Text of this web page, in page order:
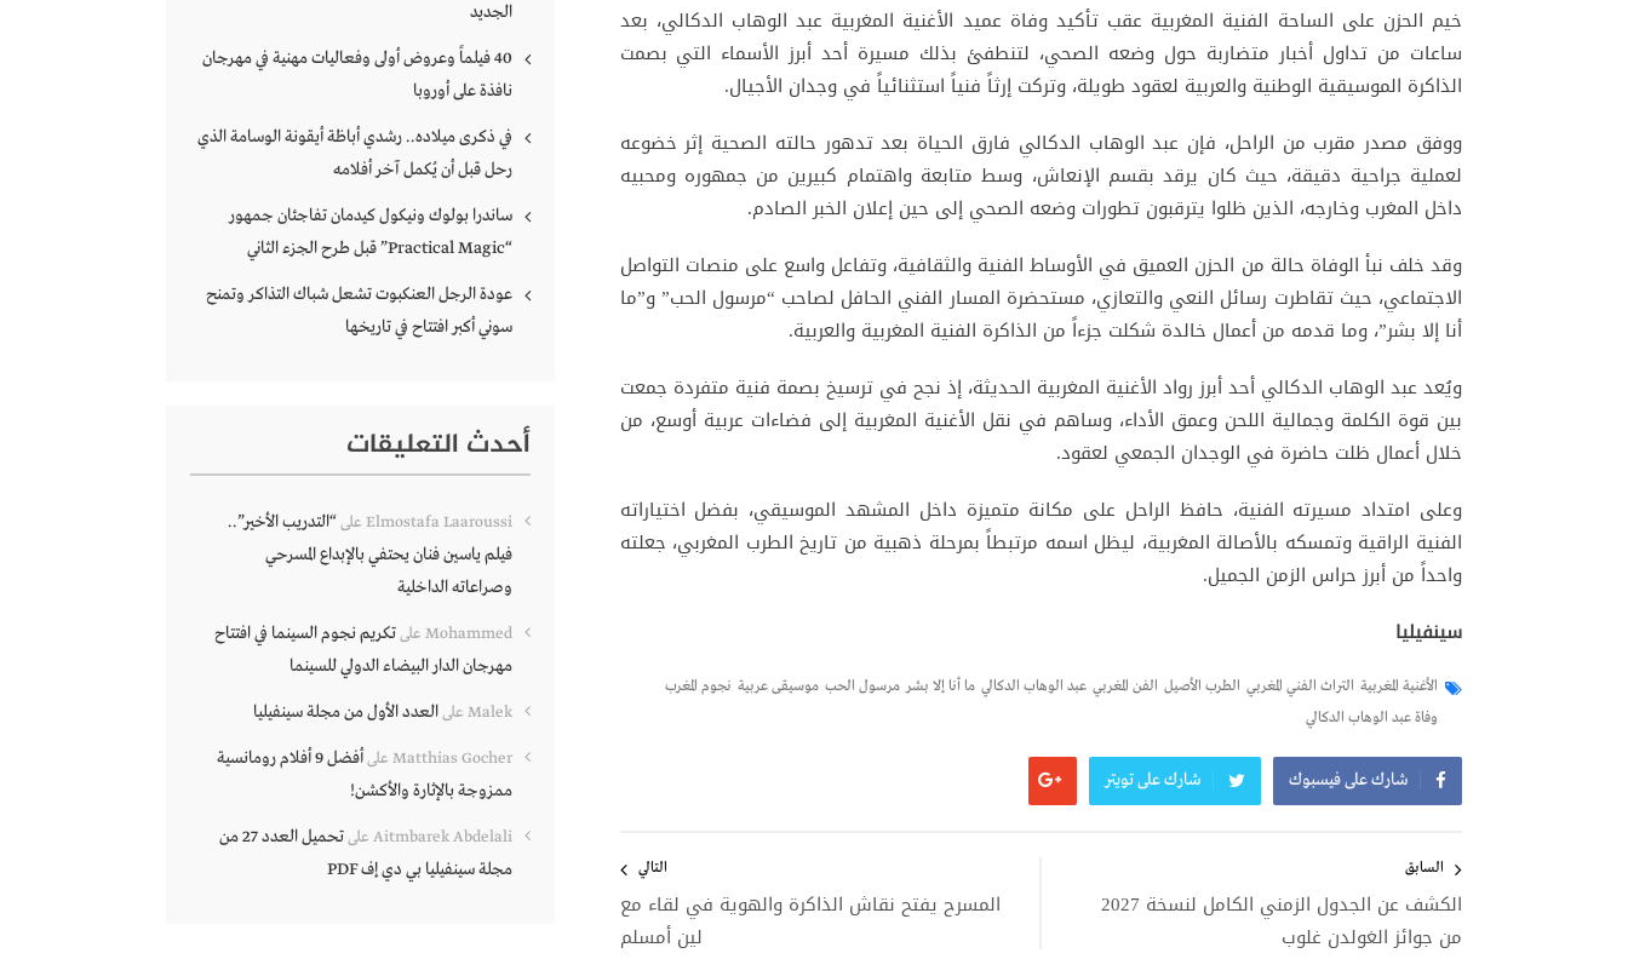
خيم الحزن على الساحة الفنية المغربية عقب تأكيد وفاة عميد الأغنية المغربية عبد الوهاب الدكالي، بعد
ساعات من تداول أخبار متضاربة حول وضعه الصحي، لتنطفئ بذلك مسيرة أحد أبرز الأسماء التي بصمت
الذاكرة الموسيقية الوطنية والعربية لعقود طويلة، وتركت إرثاً فنياً استثنائياً في وجدان الأجيال.
ووفق مصدر مقرب من الراحل، فإن عبد الوهاب الدكالي فارق الحياة بعد تدهور حالته الصحية إثر خضوعه
لعملية جراحية دقيقة، حيث كان يرقد بقسم الإنعاش، وسط متابعة واهتمام كبيرين من جمهوره ومحبيه
داخل المغرب وخارجه، الذين ظلوا يترقبون تطورات وضعه الصحي إلى حين إعلان الخبر الصادم.
وقد خلف نبأ الوفاة حالة من الحزن العميق في الأوساط الفنية والثقافية، وتفاعل واسع على منصات التواصل
الاجتماعي، حيث تقاطرت رسائل النعي والتعازي، مستحضرة المسار الفني الحافل لصاحب “مرسول الحب” و”ما
أنا إلا بشر”، وما قدمه من أعمال خالدة شكلت جزءاً من الذاكرة الفنية المغربية والعربية.
ويُعد عبد الوهاب الدكالي أحد أبرز رواد الأغنية المغربية الحديثة، إذ نجح في ترسيخ بصمة فنية متفردة جمعت
بين قوة الكلمة وجمالية اللحن وعمق الأداء، وساهم في نقل الأغنية المغربية إلى فضاءات عربية أوسع، من
خلال أعمال ظلت حاضرة في الوجدان الجمعي لعقود.
وعلى امتداد مسيرته الفنية، حافظ الراحل على مكانة متميزة داخل المشهد الموسيقي، بفضل اختياراته
الفنية الراقية وتمسكه بالأصالة المغربية، ليظل اسمه مرتبطاً بمرحلة ذهبية من تاريخ الطرب المغربي، جعلته
واحداً من أبرز حراس الزمن الجميل.
سينفيليا
الأغنية المغربية التراث الفني المغربي الطرب الأصيل الفن المغربي عبد الوهاب الدكالي ما أنا إلا بشر مرسول الحب موسيقى عربية نجوم المغرب
وفاة عبد الوهاب الدكالي
شارك على فيسبوك شارك على تويتر
المقالات
السابق
الكشف عن الجدول الزمني الكامل لنسخة 2027
من جوائز الغولدن غلوب
التالي
المسرح يفتح نقاش الذاكرة والهوية في لقاء مع
لين أمسلم
الجديد
40 فيلماً وعروض أولى وفعاليات مهنية في مهرجان
نافذة على أوروبا
في ذكرى ميلاده.. رشدي أباظة أيقونة الوسامة الذي
رحل قبل أن يُكمل آخر أفلامه
ساندرا بولوك ونيكول كيدمان تفاجئان جمهور
“Practical Magic” قبل طرح الجزء الثاني
عودة الرجل العنكبوت تشعل شباك التذاكر وتمنح
سوني أكبر افتتاح في تاريخها
أحدث التعليقات
Elmostafa Laaroussi على“التدريب الأخير”..
فيلم ياسين فنان يحتفي بالإبداع المسرحي
وصراعاته الداخلية
Mohammed علىتكريم نجوم السينما في افتتاح
مهرجان الدار البيضاء الدولي للسينما
Malek علىالعدد الأول من مجلة سينفيليا
Matthias Gocher على
أفضل 9 أفلام رومانسية
ممزوجة بالإثارة والأكشن!
Aitmbarek Abdelali على
تحميل العدد 27 من
مجلة سينفيليا بي دي إف PDF